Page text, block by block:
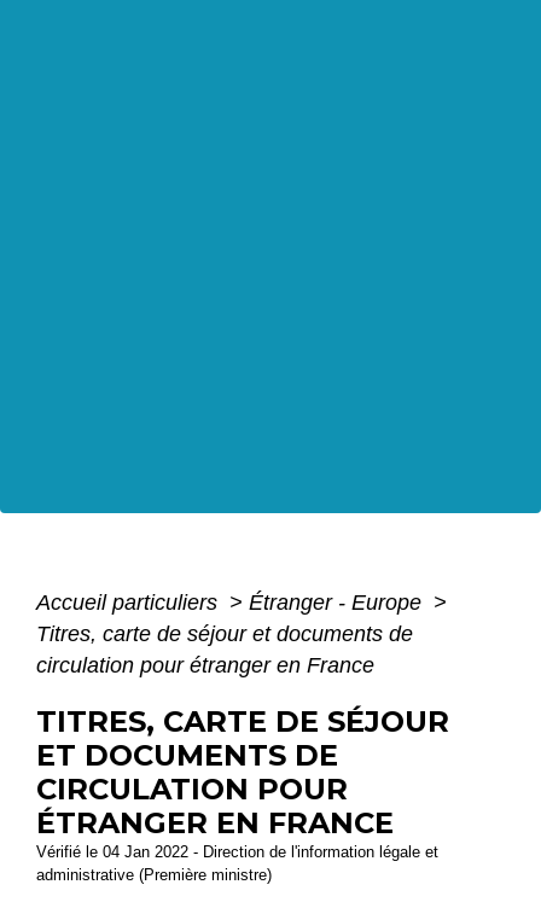
Accueil particuliers > Étranger - Europe >
Titres, carte de séjour et documents de
circulation pour étranger en France
TITRES, CARTE DE SÉJOUR
ET DOCUMENTS DE
CIRCULATION POUR
ÉTRANGER EN FRANCE
Vérifié le 04 Jan 2022 - Direction de l'information légale et
administrative (Première ministre)